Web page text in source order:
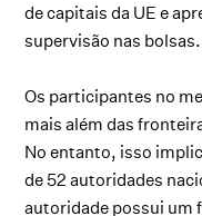
de capitais da UE e
supervisão nas bolsas.
Os participantes no
mais além das
No entanto, isso
de 52 autoridades
autoridade possui um